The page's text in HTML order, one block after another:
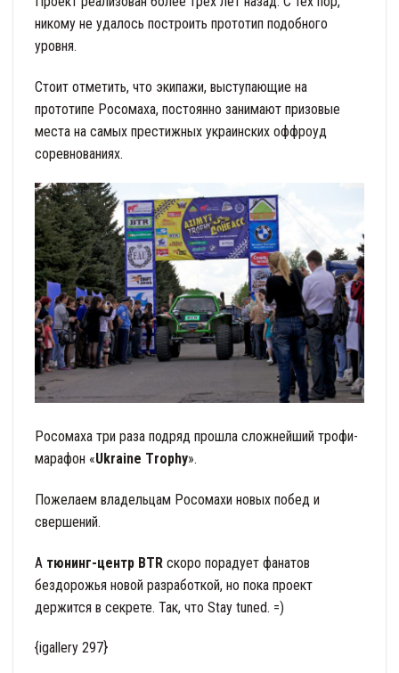
никому не удалось построить прототип подобного
уровня.
Стоит отметить, что экипажи, выступающие на
прототипе Росомаха, постоянно занимают призовые
места на самых престижных украинских оффроуд
соревнованиях.
Росомаха три раза подряд прошла сложнейший трофи-
марафон «Ukraine Тrophy».
Пожелаем владельцам Росомахи новых побед и
свершений.
А тюнинг-центр BTR скоро порадует фанатов
бездорожья новой разработкой, но пока проект
держится в секрете. Так, что Stay tuned. =)
{igallery 297}